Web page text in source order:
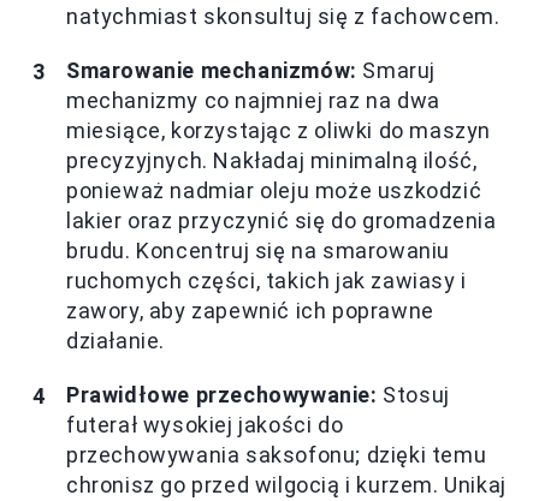
natychmiast skonsultuj się z fachowcem.
Smarowanie mechanizmów: Smaruj
mechanizmy co najmniej raz na dwa
miesiące, korzystając z oliwki do maszyn
precyzyjnych. Nakładaj minimalną ilość,
ponieważ nadmiar oleju może uszkodzić
lakier oraz przyczynić się do gromadzenia
brudu. Koncentruj się na smarowaniu
ruchomych części, takich jak zawiasy i
zawory, aby zapewnić ich poprawne
działanie.
Prawidłowe przechowywanie: Stosuj
futerał wysokiej jakości do
przechowywania saksofonu; dzięki temu
chronisz go przed wilgocią i kurzem. Unikaj